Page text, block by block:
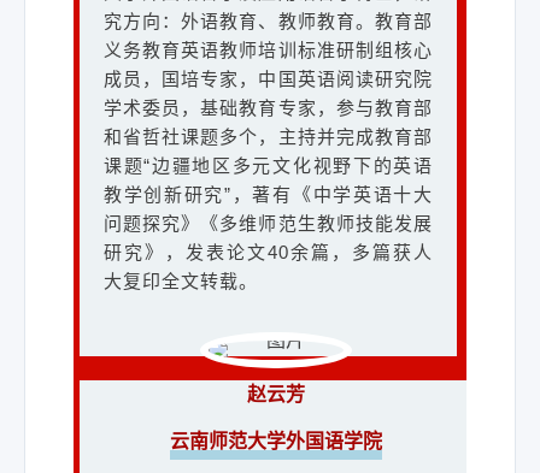
学及学科教学硕士生导师。澳大利亚拉
筹伯大学应用语言学硕士，上海外国语
大学外国语言学及应用语言学博士，研
究方向：外语教育、教师教育。教育部
义务教育英语教师培训标准研制组核心
成员，国培专家，中国英语阅读研究院
学术委员，基础教育专家，参与教育部
和省哲社课题多个，主持并完成教育部
课题“边疆地区多元文化视野下的英语教
究》，发表论文40余篇，多篇获人大复
究方向：外语教育、教师教育。教育部
义务教育英语教师培训标准研制组核心
成员，国培专家，中国英语阅读研究院
学术委员，基础教育专家，参与教育部
和省哲社课题多个，主持并完成教育部
课题“边疆地区多元文化视野下的英语
教学创新研究”，著有《中学英语十大
问题探究》《多维师范生教师技能发展
研究》，发表论文40余篇，多篇获人
大复印全文转载。
赵云芳
云南师范大学外国语学院